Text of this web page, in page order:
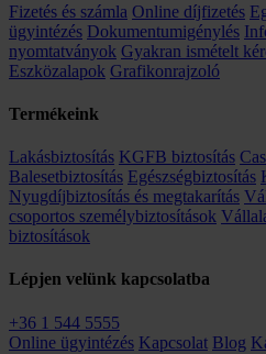
Fizetés és számla Online díjfizetés
ügyintézés Dokumentumigénylés
nyomtatványok Gyakran ismételt
Eszközalapok Grafikonrajzoló
Termékeink
Lakásbiztosítás KGFB biztosítás
Balesetbiztosítás Egészségbiztosítás
Nyugdíjbiztosítás és megtakarítás
csoportos személybiztosítások
biztosítások
Lépjen velünk kapcsolatba
+36 1 544 5555
Online ügyintézés Kapcsolat Blog